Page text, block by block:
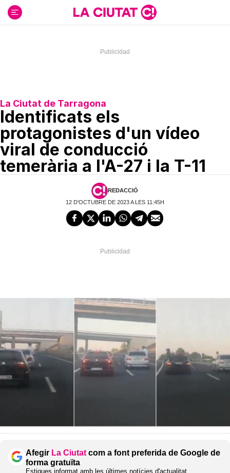
contenido
La Ciutat de Tarragona
Identificats els
protagonistes d'un vídeo
viral de conducció
temerària a l'A-27 i la T-11
REDACCIÓ
12 D'OCTUBRE DE 2023 A LES 11:45H
Afegir La Ciutat com a font preferida de Google de
forma gratuïta
Estigues informat amb les últimes notícies d'actualitat